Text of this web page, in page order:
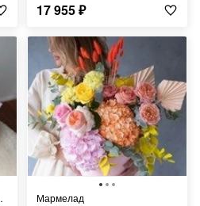
17 955₽
Мармелад